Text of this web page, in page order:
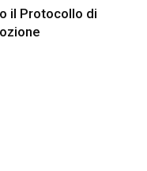
il Protocollo di